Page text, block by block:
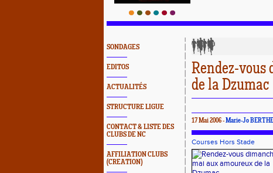
SONDAGES
EDITOS
ACTUALITÉS
STRUCTURE LIGUE
CONTACT & LISTE DES
CLUBS DE NC
AFFILIATION CLUBS
(CREATION)
Rendez-vous
de la Dzumac
17 Mai 2006 -Marie-Jo
Courses Hors Stade